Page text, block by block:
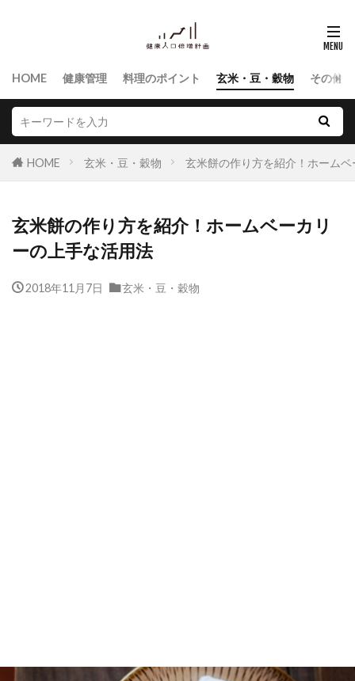
HOME 健康管理 料理のポイント 玄米・豆・穀物 その他
HOME 玄米・豆・穀物 玄米餅の作り方を紹介！ホーム
玄米餅の作り方を紹介！ホームベーカリ
ーの上手な活用法
2018年11月7日 玄米・豆・穀物